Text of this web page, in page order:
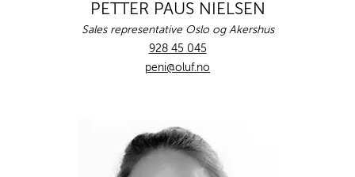
PETTER PAUS NIELSEN
Sales representative Oslo og Akershus
928 45 045
peni@oluf.no